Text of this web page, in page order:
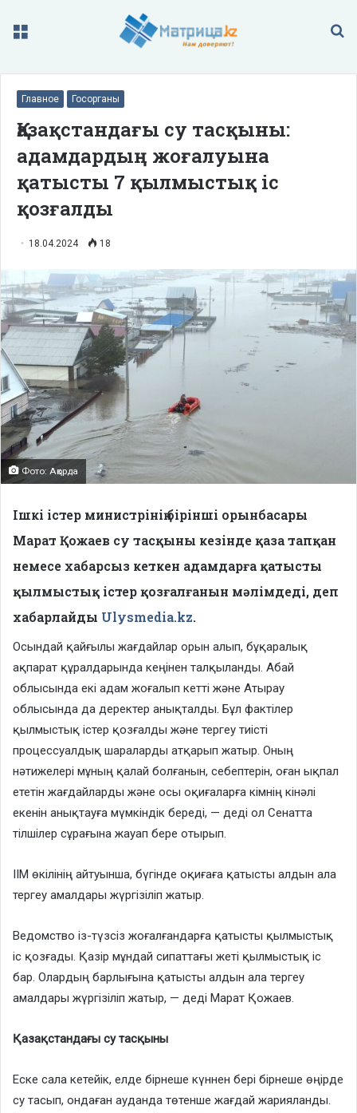
Меню
Главное Госорганы
Қазақстандағы су тасқыны:
адамдардың жоғалуына
қатысты 7 қылмыстық іс
қозғалды
18.04.2024 18
Фото: Ақорда
Ішкі істер министрінің бірінші орынбасары
Марат Қожаев су тасқыны кезінде қаза тапқан
немесе хабарсыз кеткен адамдарға қатысты
қылмыстық істер қозғалғанын мәлімдеді, деп
хабарлайды Ulysmedia.kz.
Осындай қайғылы жағдайлар орын алып, бұқаралық
ақпарат құралдарында кеңінен талқыланды. Абай
облысында екі адам жоғалып кетті және Атырау
облысында да деректер анықталды. Бұл фактілер
қылмыстық істер қозғалды және тергеу тиісті
процессуалдық шараларды атқарып жатыр. Оның
нәтижелері мұның қалай болғанын, себептерін, оған ықпал
ететін жағдайларды және осы оқиғаларға кімнің кінәлі
екенін анықтауға мүмкіндік береді, — деді ол Сенатта
тілшілер сұрағына жауап бере отырып.
ІІМ өкілінің айтуынша, бүгінде оқиғаға қатысты алдын ала
тергеу амалдары жүргізіліп жатыр.
Ведомство із-түзсіз жоғалғандарға қатысты қылмыстық
іс қозғады. Қазір мұндай сипаттағы жеті қылмыстық іс
бар. Олардың барлығына қатысты алдын ала тергеу
амалдары жүргізіліп жатыр, — деді Марат Қожаев.
Қазақстандағы су тасқыны
Еске сала кетейік, елде бірнеше күннен бері бірнеше өңірде
су тасып, ондаған ауданда төтенше жағдай жарияланды.